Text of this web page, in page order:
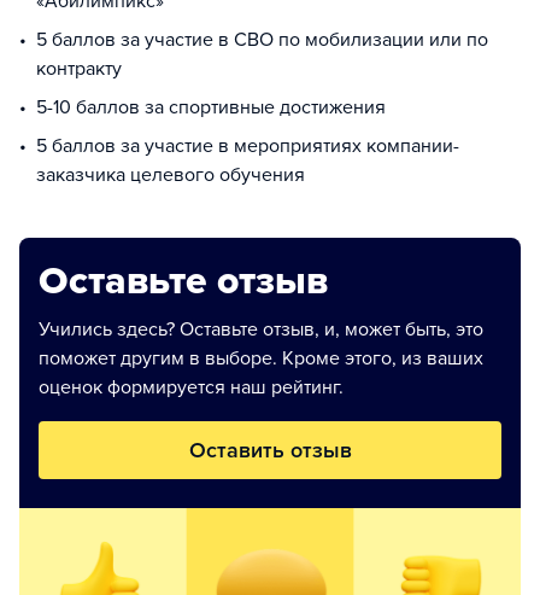
5 баллов за участие в СВО по мобилизации или по
контракту
5-10 баллов за спортивные достижения
5 баллов за участие в мероприятиях компании-
заказчика целевого обучения
Оставьте отзыв
Учились здесь? Оставьте отзыв, и, может быть, это
поможет другим в выборе. Кроме этого, из ваших
оценок формируется наш рейтинг.
Оставить отзыв